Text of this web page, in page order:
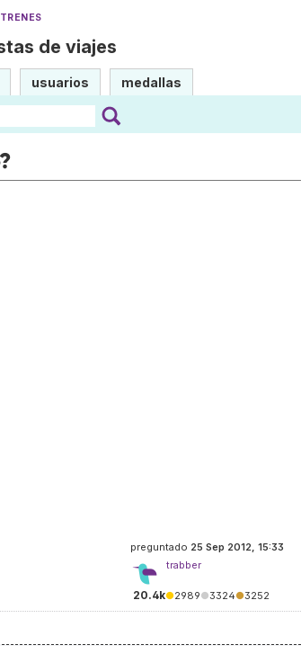
TRENES
de viajes
usuarios medallas
preguntado 25 Sep 2012, 15:33
trabber
20.4k●2989●3324●3252